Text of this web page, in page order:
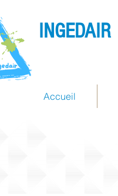
INGEDAIR
Accueil